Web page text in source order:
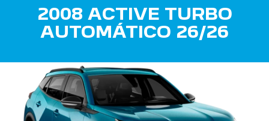
2008 ACTIVE TURBO
AUTOMÁTICO 26/26